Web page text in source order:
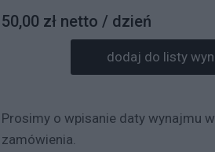
dodaj do listy
50,00 zł netto / dzień
Prosimy o wpisanie daty wynajmu
zamówienia.